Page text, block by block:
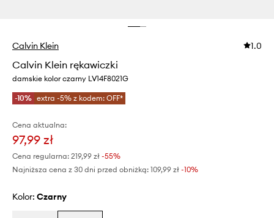
Calvin Klein 1.0
Calvin Klein rękawiczki
damskie kolor czarny LV14F8021G
-10% extra -5% z kodem: OFF*
Cena aktualna:
97,99 zł
Cena regularna: 219,99 zł -55%
Najniższa cena z 30 dni przed obniżką: 109,99 zł -10%
Kolor: czarny